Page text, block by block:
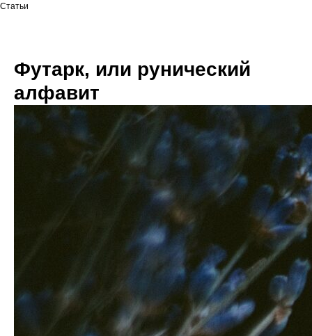
Статьи
Футарк, или рунический
алфавит